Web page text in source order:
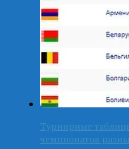
Турнирные
чемпионатов